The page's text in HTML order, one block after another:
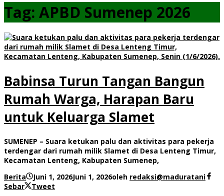
Tag: APBD Sumenep 2026
Babinsa Turun Tangan Bangun
Rumah Warga, Harapan Baru
untuk Keluarga Slamet
SUMENEP – Suara ketukan palu dan aktivitas para pekerja
terdengar dari rumah milik Slamet di Desa Lenteng Timur,
Kecamatan Lenteng, Kabupaten Sumenep,
Berita
Juni 1, 2026Juni 1, 2026oleh redaksi@maduratani
Sebar
Tweet